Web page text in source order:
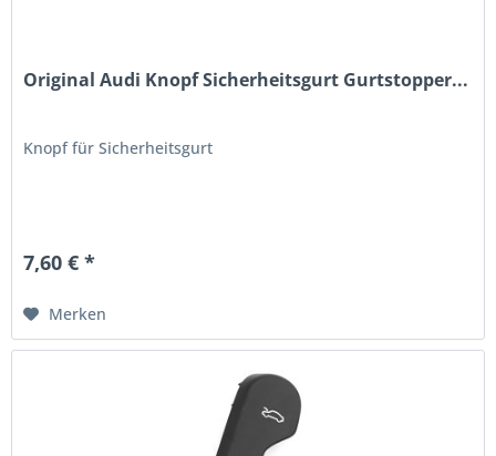
Original Audi Knopf Sicherheitsgurt Gurtstopper...
Knopf für Sicherheitsgurt
7,60 € *
Merken